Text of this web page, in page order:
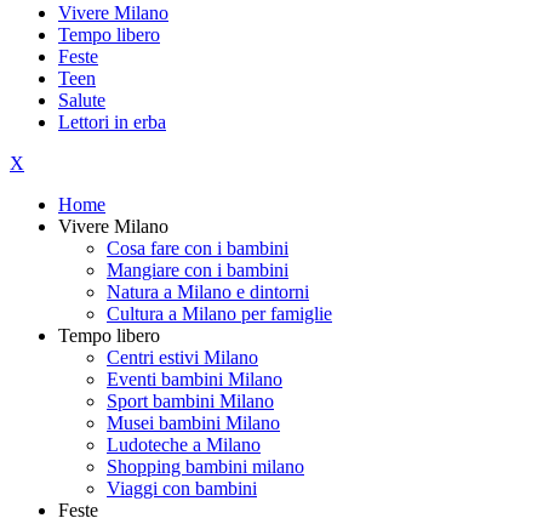
Vivere Milano
Tempo libero
Feste
Teen
Salute
Lettori in erba
X
Home
Vivere Milano
Cosa fare con i bambini
Mangiare con i bambini
Natura a Milano e dintorni
Cultura a Milano per famiglie
Tempo libero
Centri estivi Milano
Eventi bambini Milano
Sport bambini Milano
Musei bambini Milano
Ludoteche a Milano
Shopping bambini milano
Viaggi con bambini
Feste